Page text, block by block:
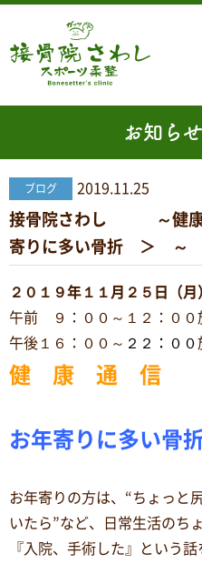
お知ら
ブログ 2019.11.25
接骨院さわし ～健康
寄りに多い骨折 ＞ ～
２０１９年１１月２５日（月
午前 ９：００～１２：００
午後１６：００～ ２２：００
健 康 通 信
お年寄りに多い骨
お年寄りの方は、“ちょっと
いたら”など、日常生活のち
『入院、手術した』という